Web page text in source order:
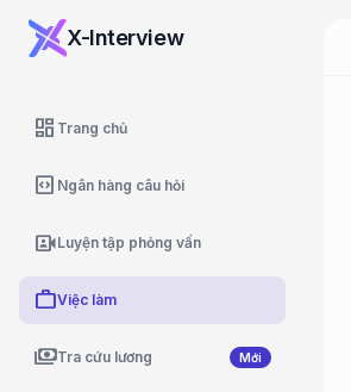
X-Interview
dashboard Trang chủ
code_blocks Ngân hàng câu hỏi
video_camera_frontLuyện tập phỏng vấn
workViệc làm
paymentsTra cứu lương Mới